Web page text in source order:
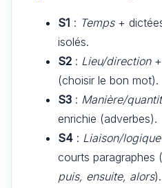
S1 : Temps+
isolés.
S2 : Lieu/direction+
(choisir le bon mot).
S3 : Manière/
enrichie (adverbes).
S4 : Liaison/logique
courts paragraphes
puis, ensuite, alors).